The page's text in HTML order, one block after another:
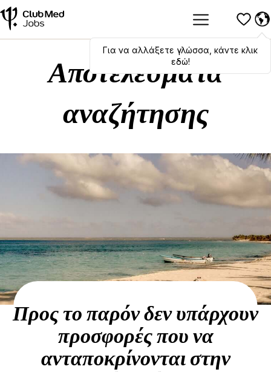
Hola,bonjour ,ciao! To switch
languages, click here!
Για να αλλάξετε γλώσσα, κάντε κλικ
εδώ!
Αποτελέσματα
αναζήτησης
Προς το παρόν δεν υπάρχουν
προσφορές που να
ανταποκρίνονται στην